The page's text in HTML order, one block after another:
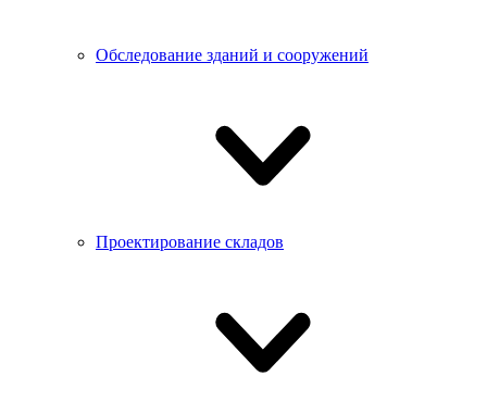
Обследование зданий и сооружений
Проектирование складов